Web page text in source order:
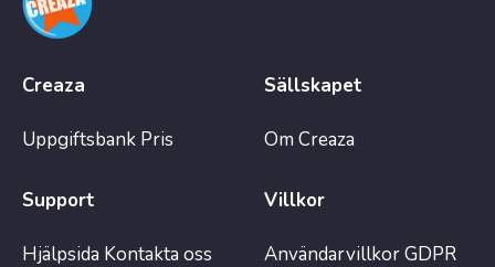
Creaza
Uppgiftsbank Pris
Sällskapet
Om Creaza
Support
Hjälpsida Kontakta oss
Villkor
AnvändarvillkorGDPR